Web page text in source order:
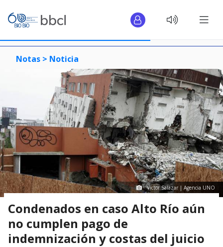
Notas > Noticia
Víctor Salazar | Agencia UNO
Condenados en caso Alto Río aún
no cumplen pago de
indemnización y costas del juicio